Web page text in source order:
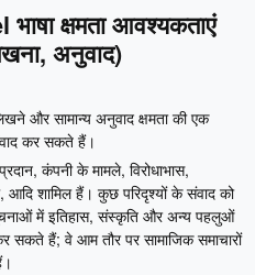
क्षमता आवश्यकताएं
अनुवाद)
और सामान्य अनुवाद क्षमता की एक
कर सकते हैं।
कंपनी के मामले, विरोधाभास,
आदि शामिल हैं। कुछ परिदृश्यों के संवाद को
में इतिहास, संस्कृति और अन्य पहलुओं
सकते हैं; वे आम तौर पर सामाजिक समाचारों